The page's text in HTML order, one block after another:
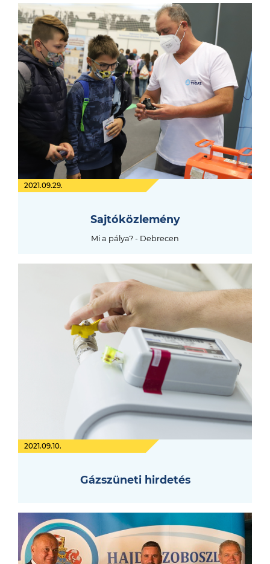
2021.09.29.
Sajtóközlemény
Mi a pálya? - Debrecen
2021.09.10.
Gázszüneti hirdetés